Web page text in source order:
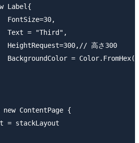
Label{
FontSize=30,
Text = "Third",
HeightRequest=300,// 高さ300
BackgroundColor =
new ContentPage {
= stackLayout